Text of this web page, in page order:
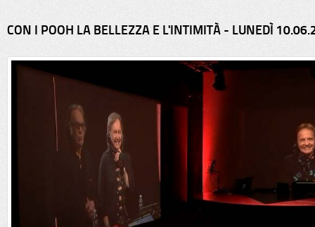
CON I POOH LA BELLEZZA E L'INTIMITÀ - LUNEDÌ